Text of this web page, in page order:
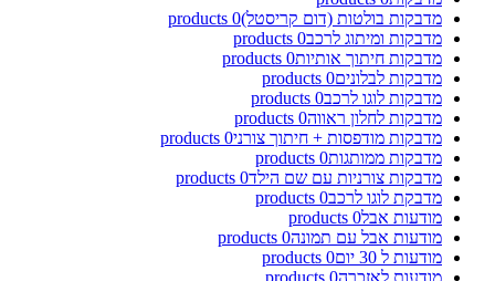
מדבקות בולטות (דום קריסטל)0
products
מדבקות ומיתוג לרכב0
products
מדבקות חיתוך אותיות0
products
מדבקות לבלונים0
products
מדבקות לוגו לרכב0
products
מדבקות לחלון ראווה0
products
מדבקות מודפסות + חיתוך צורני0
products
מדבקות ממותגות0
products
מדבקות צורניות עם שם הילד0
products
מדבקת לוגו לרכב0
products
מודעות אבל0
products
מודעות אבל עם תמונה0
products
מודעות ל 30 יום
0
products
מודעות לאזכרה0
products